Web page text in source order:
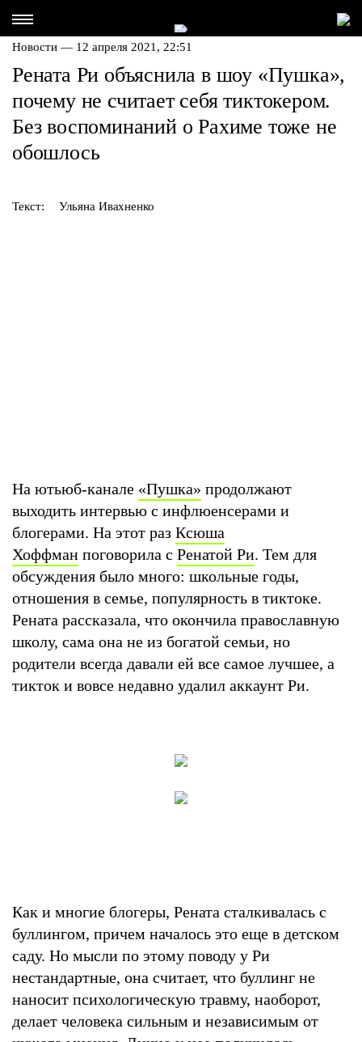
Новости — 12 апреля 2021, 22:51
Рената Ри объяснила в шоу «Пушка»,
почему не считает себя тиктокером.
Без воспоминаний о Рахиме тоже не
обошлось
Текст: Ульяна Ивахненко
На ютьюб-канале «Пушка» продолжают
выходить интервью с инфлюенсерами и
блогерами. На этот раз Ксюша
Хоффман поговорила с Ренатой Ри. Тем для
обсуждения было много: школьные годы,
отношения в семье, популярность в тиктоке.
Рената рассказала, что окончила православную
школу, сама она не из богатой семьи, но
родители всегда давали ей все самое лучшее, а
тикток и вовсе недавно удалил аккаунт Ри.
Как и многие блогеры, Рената сталкивалась с
буллингом, причем началось это еще в детском
саду. Но мысли по этому поводу у Ри
нестандартные, она считает, что буллинг не
наносит психологическую травму, наоборот,
делает человека сильным и независимым от